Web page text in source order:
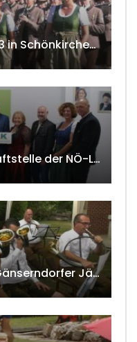
Bezirksmusikfest 2023 in Schönkirchen-Reyersdorf
Eröffnung der Geschäftstelle der NÖ-Landarbeiterkammer in Mistelbach w4tv174
11. Jagdheuriger der Gänserndorfer Jäger 2020 w4tv166